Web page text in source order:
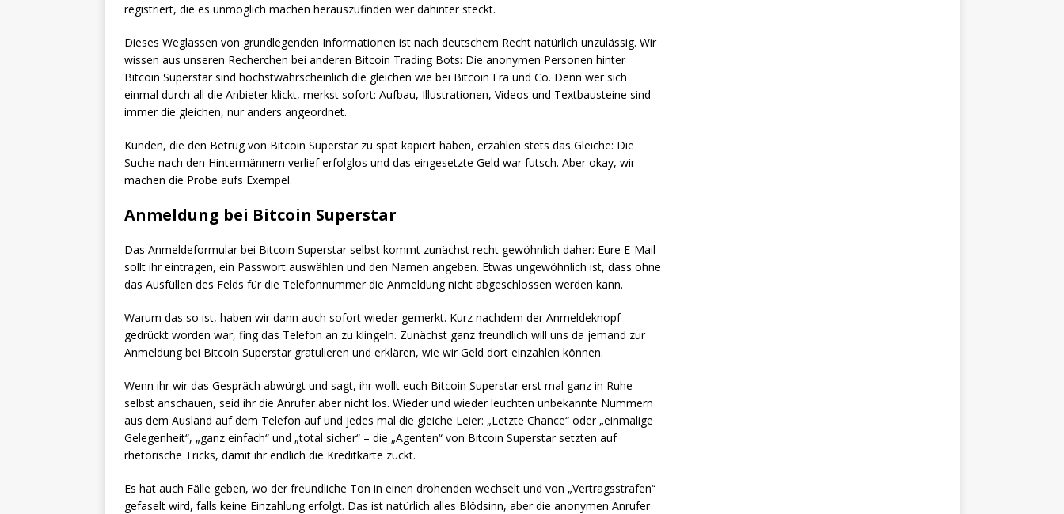
registriert, die es unmöglich machen herauszufinden wer dahinter steckt.
Dieses Weglassen von grundlegenden Informationen ist nach deutschem Recht natürlich unzulässig. Wir
wissen aus unseren Recherchen bei anderen Bitcoin Trading Bots: Die anonymen Personen hinter
Bitcoin Superstar sind höchstwahrscheinlich die gleichen wie bei Bitcoin Era und Co. Denn wer sich
einmal durch all die Anbieter klickt, merkst sofort: Aufbau, Illustrationen, Videos und Textbausteine sind
immer die gleichen, nur anders angeordnet.
Kunden, die den Betrug von Bitcoin Superstar zu spät kapiert haben, erzählen stets das Gleiche: Die
Suche nach den Hintermännern verlief erfolglos und das eingesetzte Geld war futsch. Aber okay, wir
machen die Probe aufs Exempel.
Anmeldung bei Bitcoin Superstar
Das Anmeldeformular bei Bitcoin Superstar selbst kommt zunächst recht gewöhnlich daher: Eure E-Mail
sollt ihr eintragen, ein Passwort auswählen und den Namen angeben. Etwas ungewöhnlich ist, dass ohne
das Ausfüllen des Felds für die Telefonnummer die Anmeldung nicht abgeschlossen werden kann.
Warum das so ist, haben wir dann auch sofort wieder gemerkt. Kurz nachdem der Anmeldeknopf
gedrückt worden war, fing das Telefon an zu klingeln. Zunächst ganz freundlich will uns da jemand zur
Anmeldung bei Bitcoin Superstar gratulieren und erklären, wie wir Geld dort einzahlen können.
Wenn ihr wir das Gespräch abwürgt und sagt, ihr wollt euch Bitcoin Superstar erst mal ganz in Ruhe
selbst anschauen, seid ihr die Anrufer aber nicht los. Wieder und wieder leuchten unbekannte Nummern
aus dem Ausland auf dem Telefon auf und jedes mal die gleiche Leier: „Letzte Chance“ oder „einmalige
Gelegenheit“, „ganz einfach“ und „total sicher“ – die „Agenten“ von Bitcoin Superstar setzten auf
rhetorische Tricks, damit ihr endlich die Kreditkarte zückt.
Es hat auch Fälle geben, wo der freundliche Ton in einen drohenden wechselt und von „Vertragsstrafen“
gefaselt wird, falls keine Einzahlung erfolgt. Das ist natürlich alles Blödsinn, aber die anonymen Anrufer